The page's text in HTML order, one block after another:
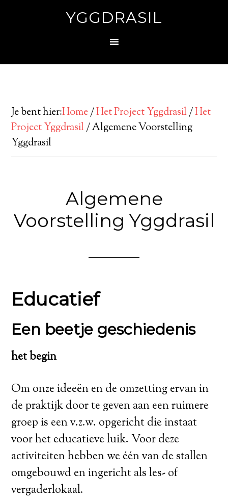
YGGDRASIL
Je bent hier:Home/Het Project Yggdrasil/Het
Project Yggdrasil/Algemene Voorstelling
Yggdrasil
Algemene
Voorstelling Yggdrasil
Educatief
Een beetje geschiedenis
het begin
Om onze ideeën en de omzetting ervan in
de praktijk door te geven aan een ruimere
groep is een v.z.w. opgericht die instaat
voor het educatieve luik. Voor deze
activiteiten hebben we één van de stallen
omgebouwd en ingericht als les- of
vergaderlokaal.